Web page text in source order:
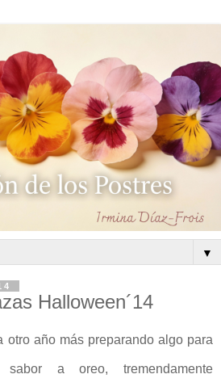
▼
Halloween´14
otro año más preparando algo para
a oreo, tremendamente